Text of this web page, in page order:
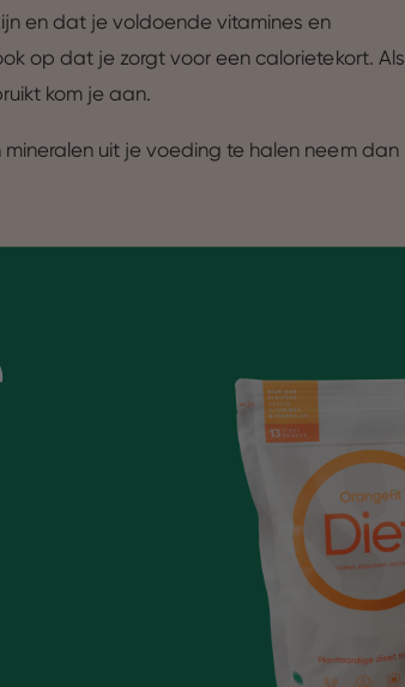
en dat je voldoende vitamines en
op dat je zorgt voor een calorietekort. Als
kom je aan.
uit je voeding te halen neem dan